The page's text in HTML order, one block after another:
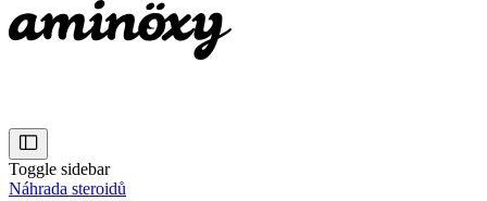
Toggle sidebar
Náhrada steroidů